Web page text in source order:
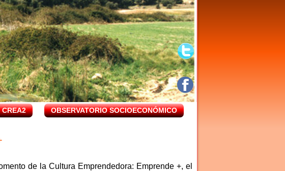
CREA2 OBSERVATORIO SOCIOECONÓMICO
de la Cultura Emprendedora: Emprende +, el